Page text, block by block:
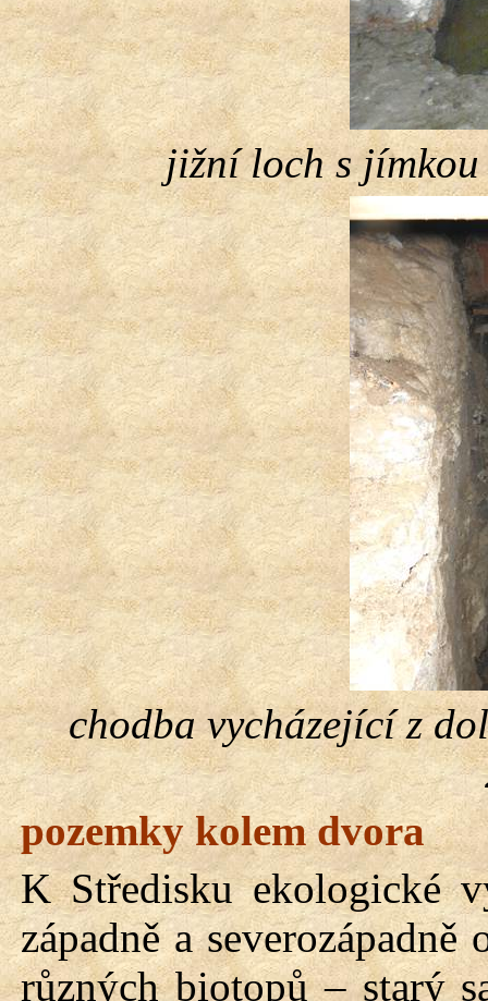
jižní loch s
chodba vycházející z
pozemky kolem dvora
K Středisku ekologické
západně a
různých biotopů – starý